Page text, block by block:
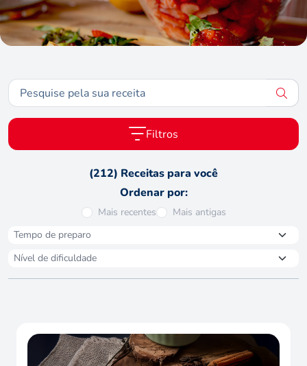
Filtros
(212) Receitas para você
Ordenar por:
Mais recentes Mais antigas